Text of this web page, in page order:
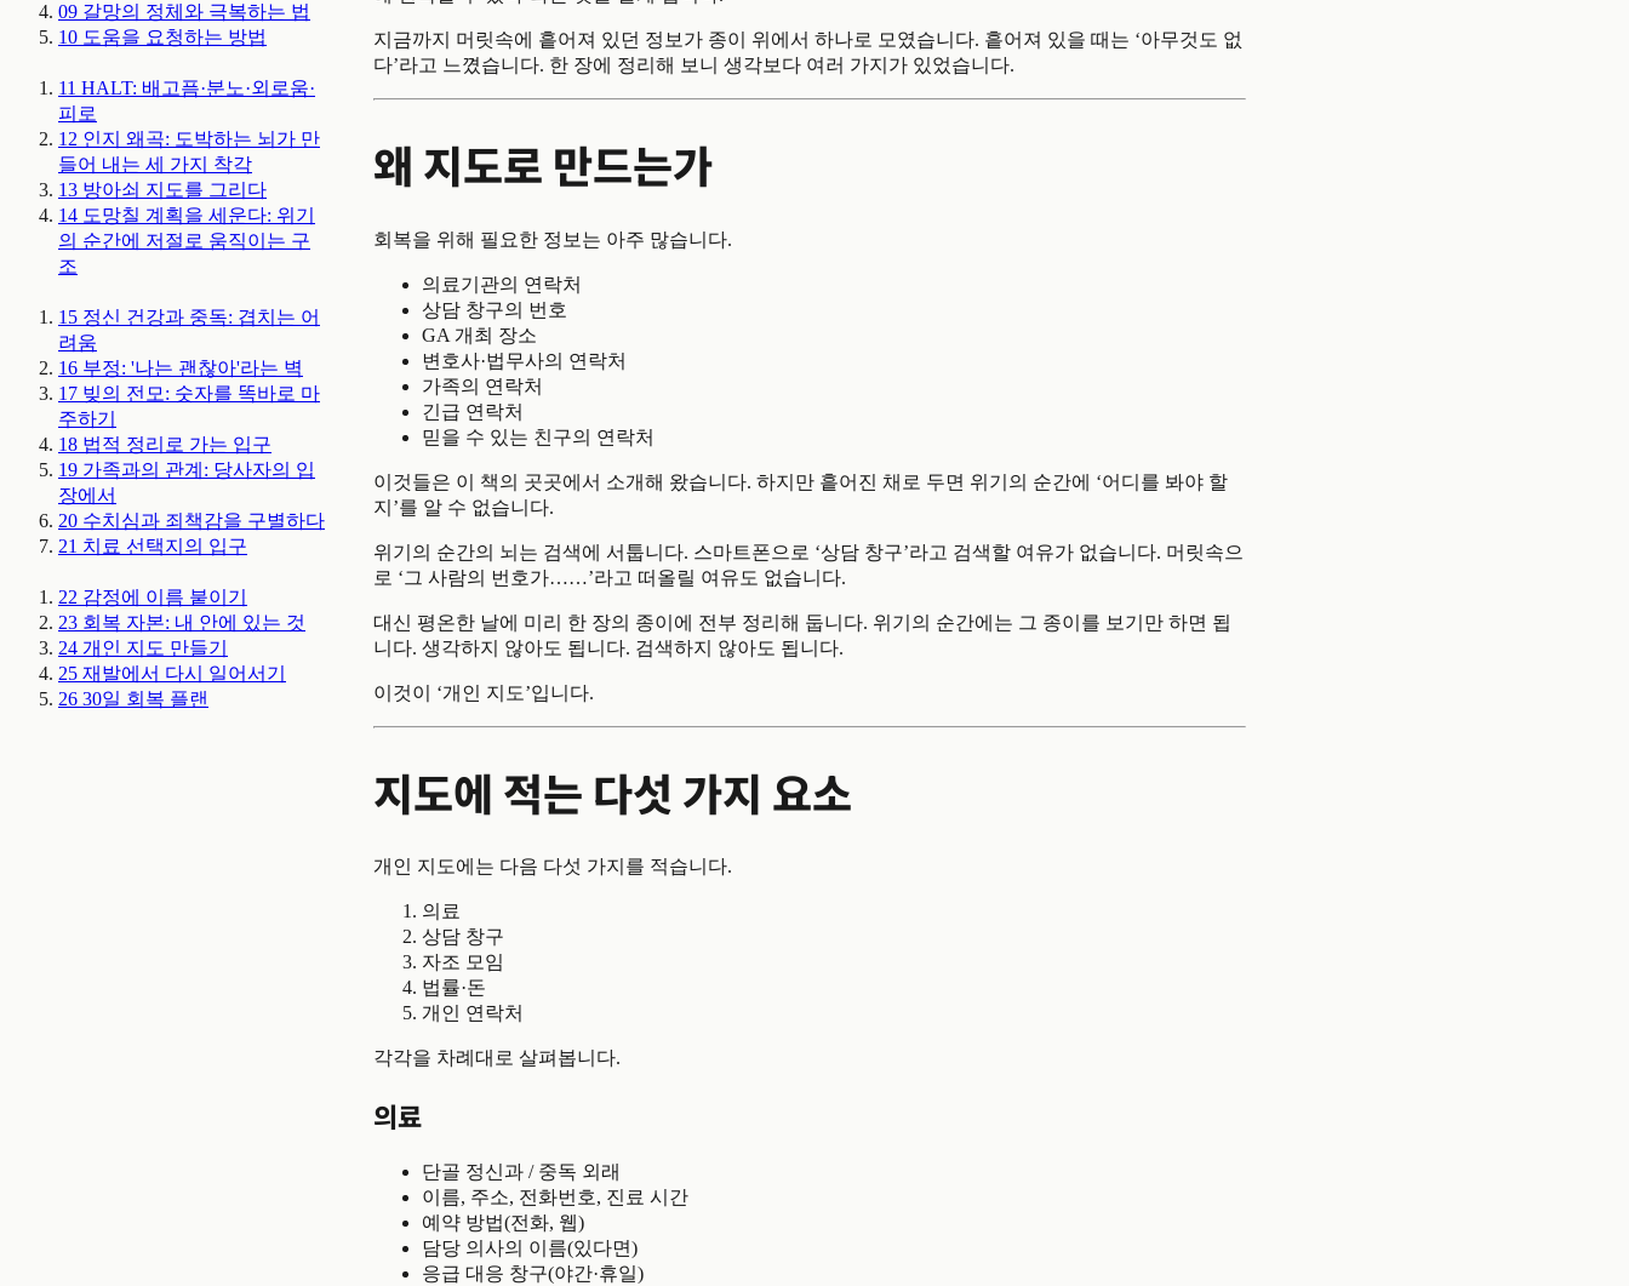
09 갈망의 정체와 극복하는 법
10 도움을 요청하는 방법
11 HALT: 배고픔·분노·외로움·
피로
12 인지 왜곡: 도박하는 뇌가 만
들어 내는 세 가지 착각
13 방아쇠 지도를 그리다
14 도망칠 계획을 세운다: 위기
의 순간에 저절로 움직이는 구
조
15 정신 건강과 중독: 겹치는 어
려움
16 부정: '나는 괜찮아'라는 벽
17 빚의 전모: 숫자를 똑바로 마
주하기
18 법적 정리로 가는 입구
19 가족과의 관계: 당사자의 입
장에서
20 수치심과 죄책감을 구별하다
21 치료 선택지의 입구
22 감정에 이름 붙이기
23 회복 자본: 내 안에 있는 것
24 개인 지도 만들기
25 재발에서 다시 일어서기
26 30일 회복 플랜
지금까지 머릿속에 흩어져 있던 정보가 종이 위에서 하나로 모였습니다. 흩어져 있을 때는 ‘아무것도 없
다’라고 느꼈습니다. 한 장에 정리해 보니 생각보다 여러 가지가 있었습니다.
왜 지도로 만드는가
회복을 위해 필요한 정보는 아주 많습니다.
의료기관의 연락처
상담 창구의 번호
GA 개최 장소
변호사·법무사의 연락처
가족의 연락처
긴급 연락처
믿을 수 있는 친구의 연락처
이것들은 이 책의 곳곳에서 소개해 왔습니다. 하지만 흩어진 채로 두면 위기의 순간에 ‘어디를 봐야 할
지’를 알 수 없습니다.
위기의 순간의 뇌는 검색에 서툽니다. 스마트폰으로 ‘상담 창구’라고 검색할 여유가 없습니다. 머릿속으
로 ‘그 사람의 번호가……’라고 떠올릴 여유도 없습니다.
대신 평온한 날에 미리 한 장의 종이에 전부 정리해 둡니다. 위기의 순간에는 그 종이를 보기만 하면 됩
니다. 생각하지 않아도 됩니다. 검색하지 않아도 됩니다.
이것이 ‘개인 지도’입니다.
지도에 적는 다섯 가지 요소
개인 지도에는 다음 다섯 가지를 적습니다.
의료
상담 창구
자조 모임
법률·돈
개인 연락처
각각을 차례대로 살펴봅니다.
의료
단골 정신과 / 중독 외래
이름, 주소, 전화번호, 진료 시간
예약 방법(전화, 웹)
담당 의사의 이름(있다면)
응급 대응 창구(야간·휴일)